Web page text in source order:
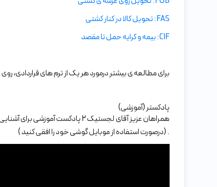
FAS: تحویل کالا در کنار کشتی
CIF: بیمه و کرایه حمل تا مقصد
برای مطالعه ی بیشتر درمورد هر یک از ترم های قراردادی،
پادکستر (آموزشی)
همراهان عزیز آقای لجستیک 2
. (درصورت استفاده از موبایل گوشی خود را افقی کنید )